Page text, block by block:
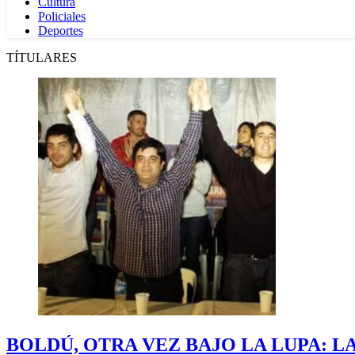
Policiales
Deportes
TÍTULARES
BOLDÚ, OTRA VEZ BAJO LA LUPA: